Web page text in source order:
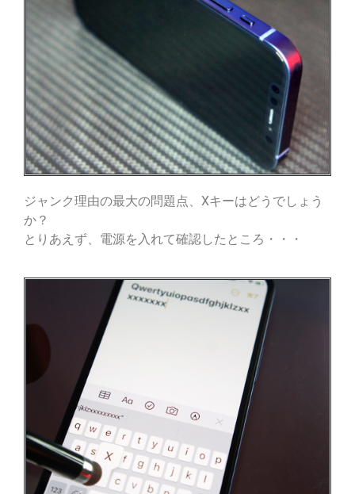
ジャンク理由の最大の問題点、Xキーはどうでしょう
か？
とりあえず、電源を入れて確認したところ・・・